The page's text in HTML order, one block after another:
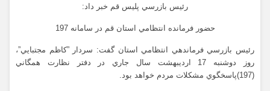
رئيس بازرسي پليس قم خبر داد:
حضور فرمانده انتظامي استان قم در سامانه 197
رئيس بازرسي فرماندهي انتظامي استان گفت: سردار ”کاظم مجتبايي”،
روز دوشنبه 17 ارديبهشت سال جاري در دفتر نظارت همگاني
(197)پاسخگوي مشكلات مردم خواهد بود.